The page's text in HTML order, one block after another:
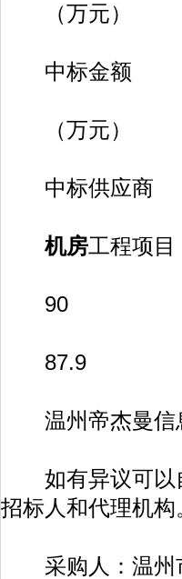
（万元）
中标金额
（万元）
中标供应商
机房工程项目
90
87.9
温州帝杰曼信
如有异议可以
招标人和代理机构
采购人：温州